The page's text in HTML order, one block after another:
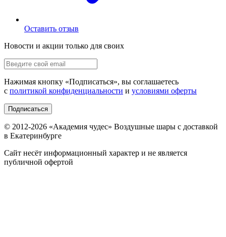
Оставить отзыв
Новости и акции только для своих
Нажимая кнопку «Подписаться», вы соглашаетесь
с политикой конфиденциальности и условиями оферты
Подписаться
© 2012-2026 «Академия чудес» Воздушные шары с доставкой
в Екатеринбурге
Сайт несёт информационный характер и не является
публичной офертой